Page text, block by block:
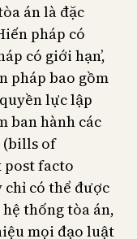
án là đặc
pháp có
có giới hạn’,
pháp bao gồm
lực lập
ban hành các
(bills of
facto
chỉ có thể được
thống tòa án,
mọi đạo luật